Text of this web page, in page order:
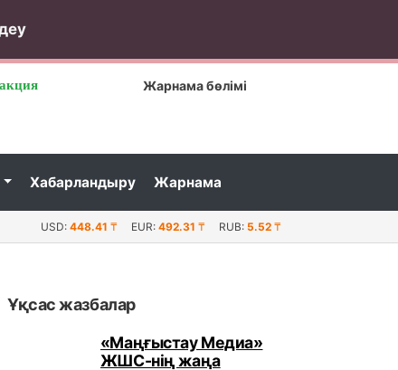
Жарнама бөлімі
Хабарландыру Жарнама
ауызашарға қатысқан жиырмаға жуық дәрігер астан
USD: 448.41 ₸ EUR: 492.31 ₸ RUB: 5.52 ₸
Ұқсас жазбалар
«Маңғыстау Медиа»
ЖШС-нің жаңа